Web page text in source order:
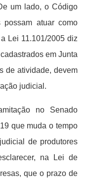
um lado, o Código
possam atuar como
Lei 11.101/2005 diz
em Junta
de atividade, devem
judicial.
no Senado
que muda o tempo
de produtores
na Lei de
que o prazo de